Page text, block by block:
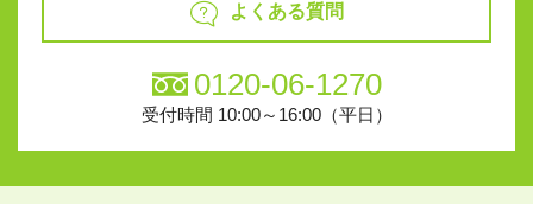
よくある質問
0120-06-1270
受付時間 10:00～16:00（平日）